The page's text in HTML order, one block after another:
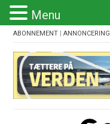
ABONNEMENT |ANNONCERING
Menu